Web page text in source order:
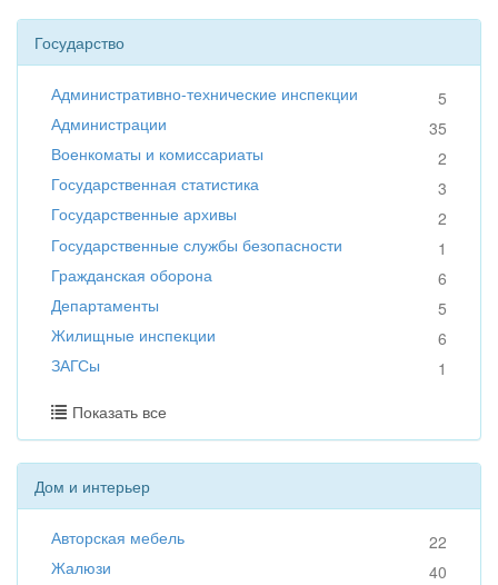
Государство
Административно-технические инспекции
5
Администрации
35
Военкоматы и комиссариаты
2
Государственная статистика
3
Государственные архивы
2
Государственные службы безопасности
1
Гражданская оборона
6
Департаменты
5
Жилищные инспекции
6
ЗАГСы
1
Показать все
Дом и интерьер
Авторская мебель
22
Жалюзи
40